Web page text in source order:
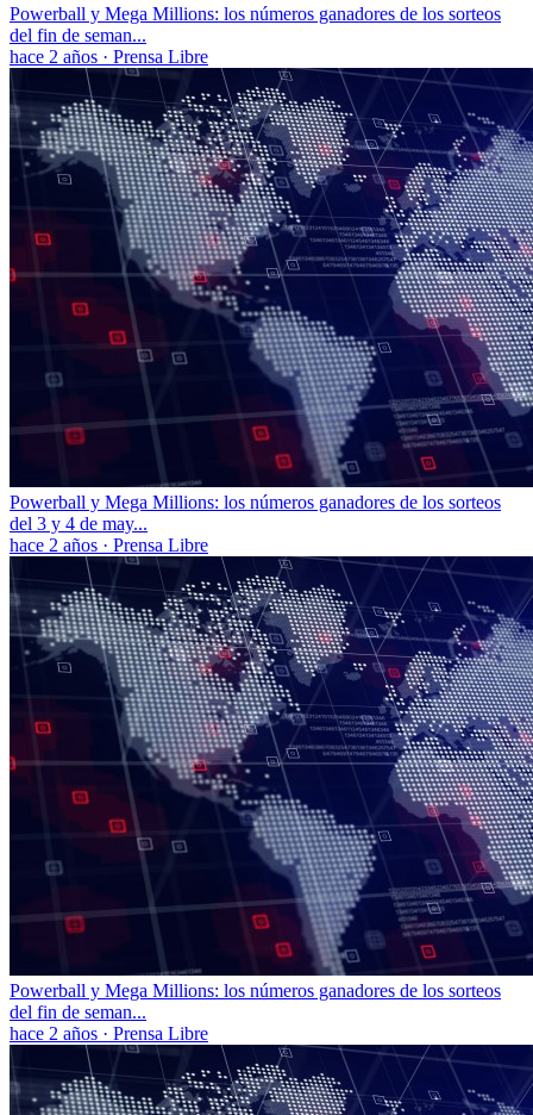
Powerball y Mega Millions: los números ganadores de los sorteos
del fin de seman...
hace 2 años · Prensa Libre
Powerball y Mega Millions: los números ganadores de los sorteos
del 3 y 4 de may...
hace 2 años · Prensa Libre
Powerball y Mega Millions: los números ganadores de los sorteos
del fin de seman...
hace 2 años · Prensa Libre